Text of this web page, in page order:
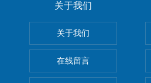
关于我们
关于我们
在线留言